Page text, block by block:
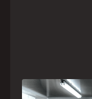
A paranaense